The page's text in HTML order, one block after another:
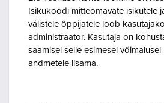
Isikukoodi mitteomavate isikutele
välistele õppijatele loob
administraator. Kasutaja on
saamisel selle esimesel võimalusel
andmetele lisama.